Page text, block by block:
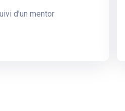
d’un mentor